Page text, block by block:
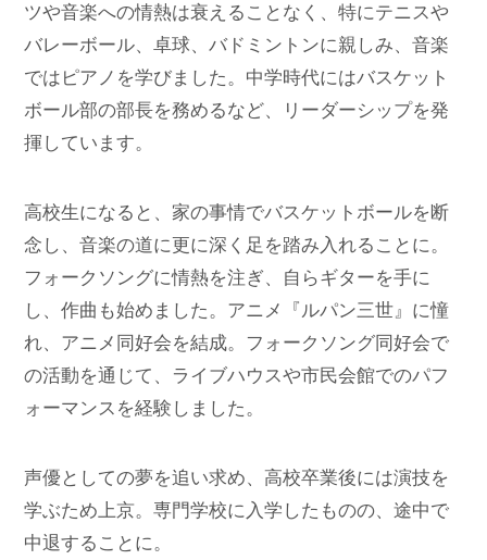
ツや音楽への情熱は衰えることなく、特にテニスや
バレーボール、卓球、バドミントンに親しみ、音楽
ではピアノを学びました。中学時代にはバスケット
ボール部の部長を務めるなど、リーダーシップを発
揮しています。
高校生になると、家の事情でバスケットボールを断
念し、音楽の道に更に深く足を踏み入れることに。
フォークソングに情熱を注ぎ、自らギターを手に
し、作曲も始めました。アニメ『ルパン三世』に憧
れ、アニメ同好会を結成。フォークソング同好会で
の活動を通じて、ライブハウスや市民会館でのパフ
ォーマンスを経験しました。
声優としての夢を追い求め、高校卒業後には演技を
学ぶため上京。専門学校に入学したものの、途中で
中退することに。